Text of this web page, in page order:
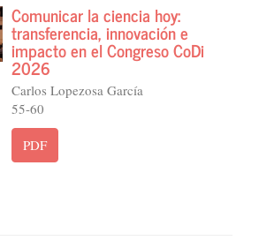
Comunicar la ciencia hoy:
transferencia, innovación e
impacto en el Congreso CoDi
2026
Carlos Lopezosa García
55-60
PDF